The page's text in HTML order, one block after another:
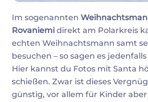
Im sogenannten
Rovaniemi direkt am Polarkreis
echten Weihnachtsmann samt
besuchen – so sagen es
Hier kannst du Fotos mit Santa
schießen. Zwar ist dieses
günstig, vor allem für Kinder aber